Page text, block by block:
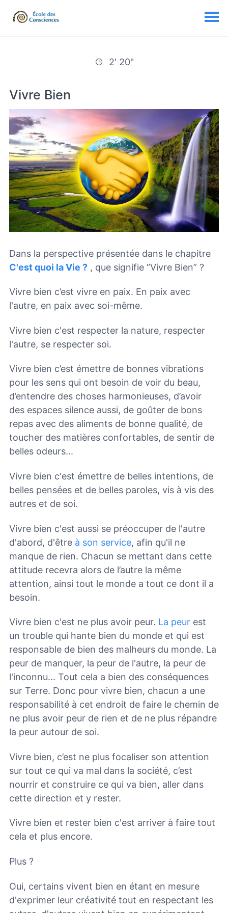
2' 20"
Vivre Bien
Dans la perspective présentée dans le chapitre
C'est quoi la Vie ? , que signifie “Vivre Bien” ?
Vivre bien c’est vivre en paix. En paix avec
l'autre, en paix avec soi-même.
Vivre bien c'est respecter la nature, respecter
l'autre, se respecter soi.
Vivre bien c’est émettre de bonnes vibrations
pour les sens qui ont besoin de voir du beau,
d’entendre des choses harmonieuses, d’avoir
des espaces silence aussi, de goûter de bons
repas avec des aliments de bonne qualité, de
toucher des matières confortables, de sentir de
belles odeurs...
Vivre bien c'est émettre de belles intentions, de
belles pensées et de belles paroles, vis à vis des
autres et de soi.
Vivre bien c'est aussi se préoccuper de l'autre
d'abord, d'être à son service, afin qu'il ne
manque de rien. Chacun se mettant dans cette
attitude recevra alors de l’autre la même
attention, ainsi tout le monde a tout ce dont il a
besoin.
Vivre bien c'est ne plus avoir peur. La peur est
un trouble qui hante bien du monde et qui est
responsable de bien des malheurs du monde. La
peur de manquer, la peur de l'autre, la peur de
l'inconnu... Tout cela a bien des conséquences
sur Terre. Donc pour vivre bien, chacun a une
responsabilité à cet endroit de faire le chemin de
ne plus avoir peur de rien et de ne plus répandre
la peur autour de soi.
Vivre bien, c’est ne plus focaliser son attention
sur tout ce qui va mal dans la société, c’est
nourrir et construire ce qui va bien, aller dans
cette direction et y rester.
Vivre bien et rester bien c'est arriver à faire tout
cela et plus encore.
Plus ?
Oui, certains vivent bien en étant en mesure
d'exprimer leur créativité tout en respectant les